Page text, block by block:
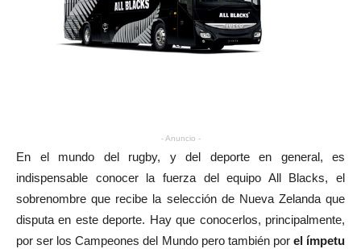
- Anuncio -
En el mundo del rugby, y del deporte en general, es
indispensable conocer la fuerza del equipo All Blacks, el
sobrenombre que recibe la selección de Nueva Zelanda que
disputa en este deporte. Hay que conocerlos, principalmente,
por ser los Campeones del Mundo pero también porel ímpetu